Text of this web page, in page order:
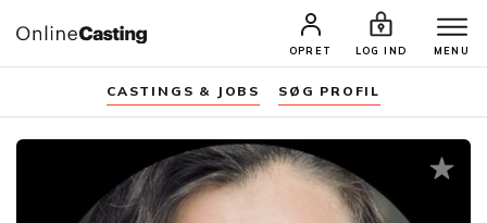
OPRET LOG IND MENU
CASTINGS & JOBS SØG PROFIL